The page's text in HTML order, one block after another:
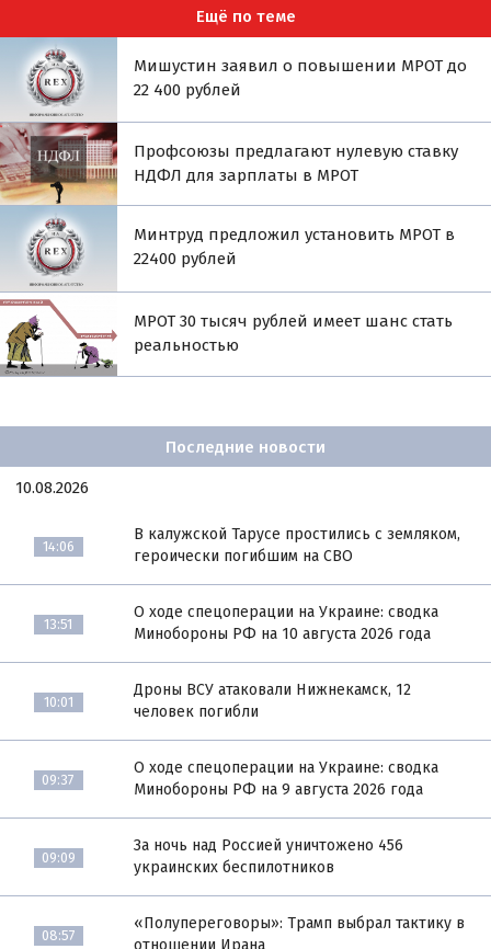
Ещё по теме
Мишустин заявил о повышении МРОТ до
22 400 рублей
Профсоюзы предлагают нулевую ставку
НДФЛ для зарплаты в МРОТ
Минтруд предложил установить МРОТ в
22400 рублей
МРОТ 30 тысяч рублей имеет шанс стать
реальностью
Последние новости
10.08.2026
14:06
В калужской Тарусе простились с земляком,
героически погибшим на СВО
13:51
О ходе спецоперации на Украине: сводка
Минобороны РФ на 10 августа 2026 года
10:01
Дроны ВСУ атаковали Нижнекамск, 12
человек погибли
09:37
О ходе спецоперации на Украине: сводка
Минобороны РФ на 9 августа 2026 года
09:09
За ночь над Россией уничтожено 456
украинских беспилотников
08:57
«Полупереговоры»: Трамп выбрал тактику в